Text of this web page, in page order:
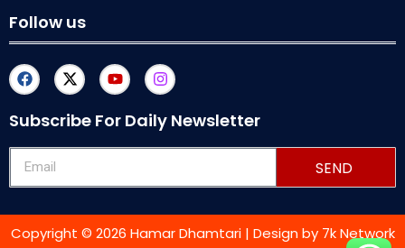
Follow us
Subscribe For Daily Newsletter
SEND
Copyright © 2026 Hamar Dhamtari | Design by 7k Network